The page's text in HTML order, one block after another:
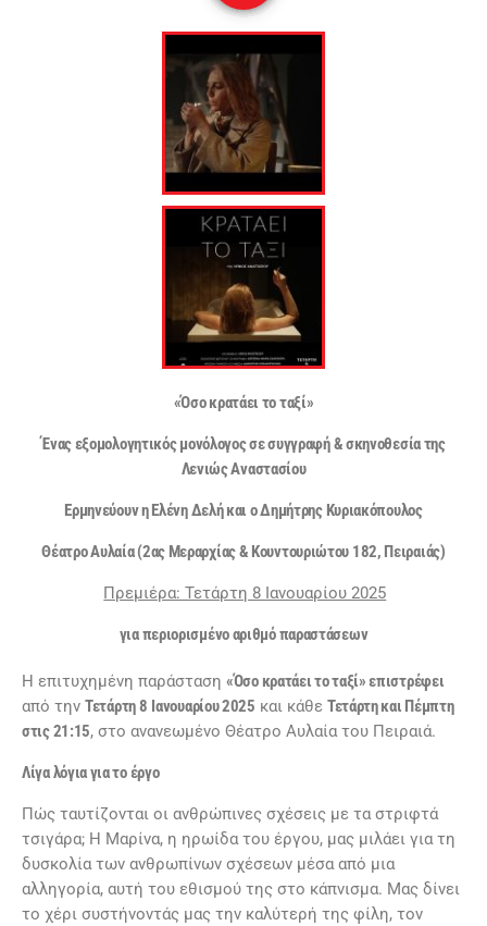
«Όσο κρατάει το ταξί»
Ένας εξομολογητικός μονόλογοςσε συγγραφή & σκηνοθεσία της
Λενιώς Αναστασίου
Ερμηνεύουν η Ελένη Δελή και ο Δημήτρης Κυριακόπουλος
Θέατρο Αυλαία(2ας Μεραρχίας & Κουντουριώτου 182, Πειραιάς)
Πρεμιέρα: Τετάρτη 8 Ιανουαρίου 2025
για περιορισμένο αριθμό παραστάσεων
Η επιτυχημένη παράσταση «Όσο κρατάει το ταξί» επιστρέφει
από την Τετάρτη 8 Ιανουαρίου 2025 και κάθε Τετάρτη και Πέμπτη
στις 21:15, στο ανανεωμένο Θέατρο Αυλαία του Πειραιά.
Λίγα λόγια για το έργο
Πώς ταυτίζονται οι ανθρώπινες σχέσεις με τα στριφτά
τσιγάρα; Η Μαρίνα, η ηρωίδα του έργου, μας μιλάει για τη
δυσκολία των ανθρωπίνων σχέσεων μέσα από μια
αλληγορία, αυτή του εθισμού της στο κάπνισμα. Μας δίνει
το χέρι συστήνοντάς μας την καλύτερή της φίλη, τον